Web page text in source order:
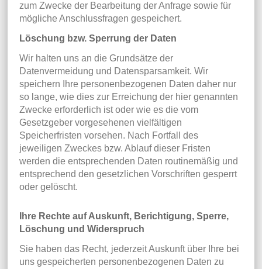
zum Zwecke der Bearbeitung der Anfrage sowie für
mögliche Anschlussfragen gespeichert.
Löschung bzw. Sperrung der Daten
Wir halten uns an die Grundsätze der
Datenvermeidung und Datensparsamkeit. Wir
speichern Ihre personenbezogenen Daten daher nur
so lange, wie dies zur Erreichung der hier genannten
Zwecke erforderlich ist oder wie es die vom
Gesetzgeber vorgesehenen vielfältigen
Speicherfristen vorsehen. Nach Fortfall des
jeweiligen Zweckes bzw. Ablauf dieser Fristen
werden die entsprechenden Daten routinemäßig und
entsprechend den gesetzlichen Vorschriften gesperrt
oder gelöscht.
Ihre Rechte auf Auskunft, Berichtigung, Sperre,
Löschung und Widerspruch
Sie haben das Recht, jederzeit Auskunft über Ihre bei
uns gespeicherten personenbezogenen Daten zu